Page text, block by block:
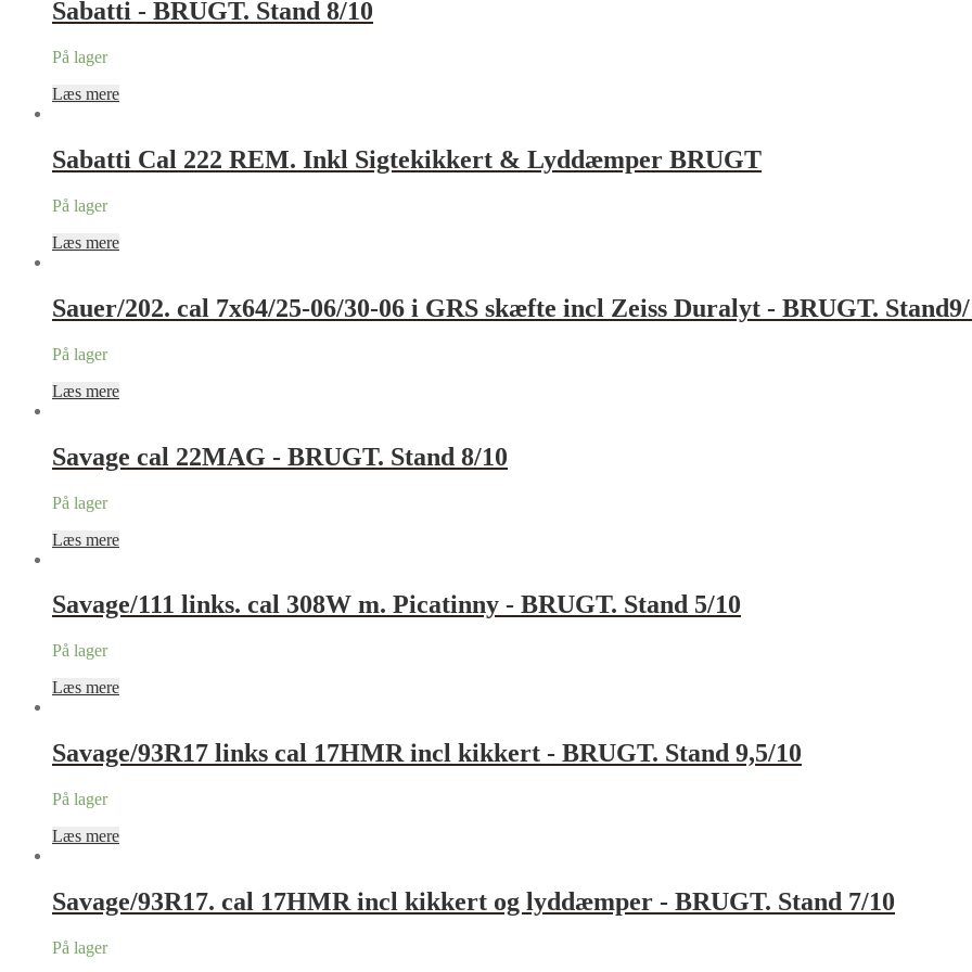
Sabatti - BRUGT. Stand 8/10
På lager
Læs mere
Sabatti Cal 222 REM. Inkl Sigtekikkert & Lyddæmper BRUGT
På lager
Læs mere
Sauer/202. cal 7x64/25-06/30-06 i GRS skæfte incl Zeiss Duralyt - BRUGT.
På lager
Læs mere
Savage cal 22MAG - BRUGT. Stand 8/10
På lager
Læs mere
Savage/111 links. cal 308W m. Picatinny - BRUGT. Stand 5/10
På lager
Læs mere
Savage/93R17 links cal 17HMR incl kikkert - BRUGT. Stand 9,5/10
På lager
Læs mere
Savage/93R17. cal 17HMR incl kikkert og lyddæmper - BRUGT. Stand 7/10
På lager